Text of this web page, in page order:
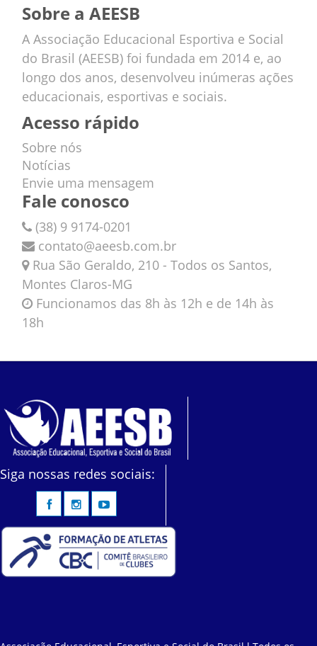
Sobre a AEESB
A Associação Educacional Esportiva e Social
do Brasil (AEESB) foi fundada em 2014 e, ao
longo dos anos, desenvolveu inúmeras ações
educacionais, esportivas e sociais.
Acesso rápido
Sobre nós
Notícias
Envie uma mensagem
Fale conosco
(38) 9 9174-0201
contato@aeesb.com.br
Rua São Geraldo, 210 - Todos os Santos,
Montes Claros-MG
Funcionamos das 8h às 12h e de 14h às
18h
Siga nossas redes sociais: